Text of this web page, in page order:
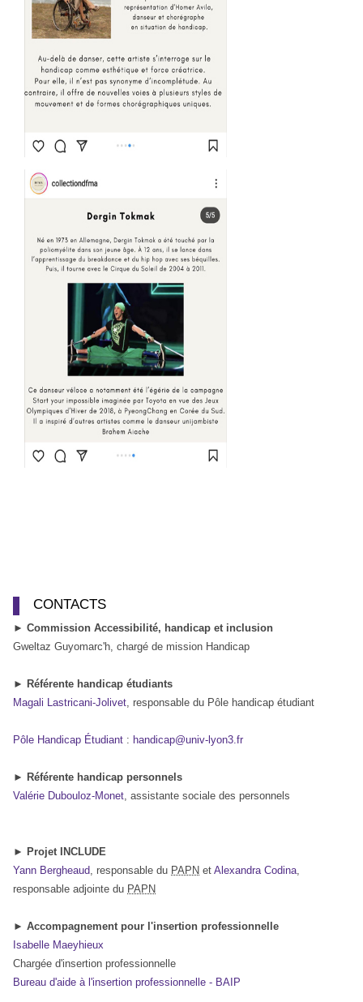
CONTACTS
► Commission Accessibilité, handicap et inclusion
Gweltaz Guyomarc'h , chargé de mission Handicap
► Référente handicap étudiants
Magali Lastricani-Jolivet , responsable du Pôle handicap étudiant
Pôle Handicap Étudiant : handicap@univ-lyon3.fr
► Référente handicap personnels
Valérie Dubouloz-Monet , assistante sociale des personnels
► Projet INCLUDE
Yann Bergheaud , responsable du PAPN et Alexandra Codina
responsable adjointe du PAPN
► Accompagnement pour l'insertion professionnelle
Isabelle Maeyhieux
Chargée d'insertion professionnelle
Bureau d'aide à l'insertion professionnelle - BAIP